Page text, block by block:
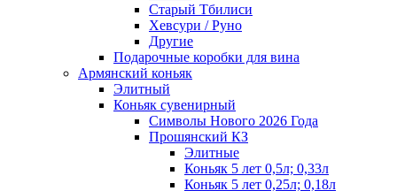
Старый Тбилиси
Хевсури / Руно
Другие
Подарочные коробки для вина
Армянский коньяк
Элитный
Коньяк сувенирный
Символы Нового 2026 Года
Прошянский КЗ
Элитные
Коньяк 5 лет 0,5л; 0,33л
Коньяк 5 лет 0,25л; 0,18л